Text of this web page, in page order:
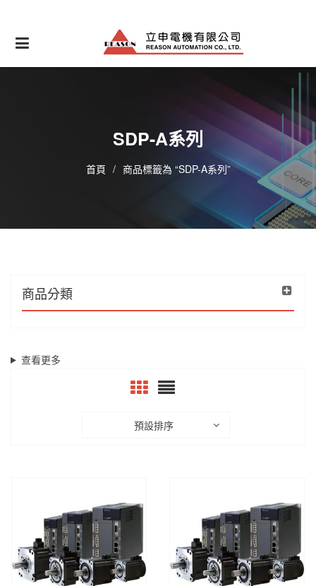
content
SDP-A系列
首頁 / 商品標籤為 “SDP-A系列”
商品分類
查看更多
預設排序